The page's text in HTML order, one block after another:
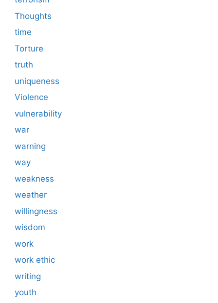
Thoughts
time
Torture
truth
uniqueness
Violence
vulnerability
war
warning
way
weakness
weather
willingness
wisdom
work
work ethic
writing
youth